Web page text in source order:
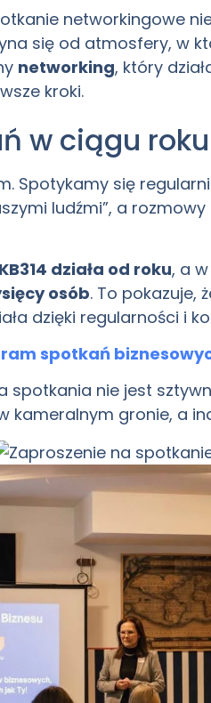
networkingowe
się od atmosfery, w
networking, który
kroki.
w ciągu
Spotykamy się
ludźmi”, a
działa od roku, a
osób. To pokazuje,
dzięki regularności i
spotkań
spotkania nie jest
kameralnym gronie, a